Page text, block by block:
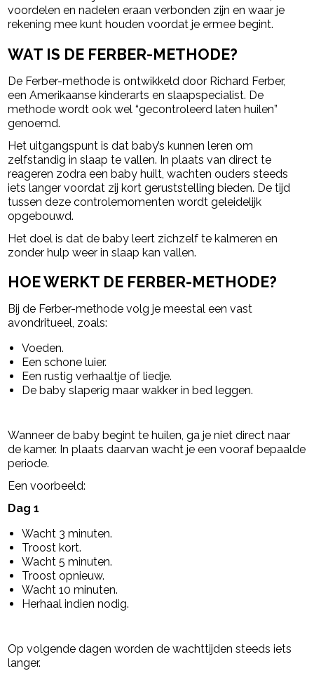
voordelen en nadelen eraan verbonden zijn en waar je
rekening mee kunt houden voordat je ermee begint.
WAT IS DE FERBER-METHODE?
De Ferber-methode is ontwikkeld door Richard Ferber,
een Amerikaanse kinderarts en slaapspecialist. De
methode wordt ook wel “gecontroleerd laten huilen”
genoemd.
Het uitgangspunt is dat baby’s kunnen leren om
zelfstandig in slaap te vallen. In plaats van direct te
reageren zodra een baby huilt, wachten ouders steeds
iets langer voordat zij kort geruststelling bieden. De tijd
tussen deze controlemomenten wordt geleidelijk
opgebouwd.
Het doel is dat de baby leert zichzelf te kalmeren en
zonder hulp weer in slaap kan vallen.
HOE WERKT DE FERBER-METHODE?
Bij de Ferber-methode volg je meestal een vast
avondritueel, zoals:
Voeden.
Een schone luier.
Een rustig verhaaltje of liedje.
De baby slaperig maar wakker in bed leggen.
Wanneer de baby begint te huilen, ga je niet direct naar
de kamer. In plaats daarvan wacht je een vooraf bepaalde
periode.
Een voorbeeld:
Dag 1
Wacht 3 minuten.
Troost kort.
Wacht 5 minuten.
Troost opnieuw.
Wacht 10 minuten.
Herhaal indien nodig.
Op volgende dagen worden de wachttijden steeds iets
langer.